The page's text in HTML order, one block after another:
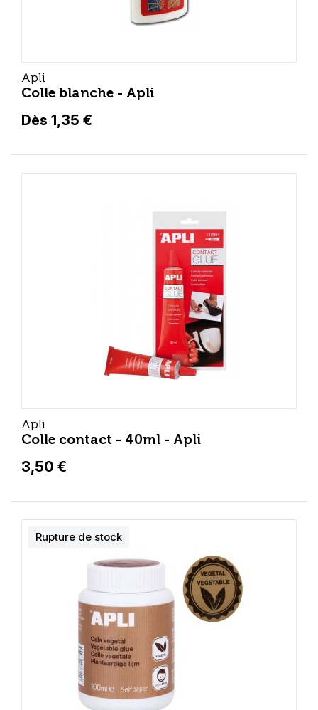
Apli
Colle blanche - Apli
Dès 1,35 €
Apli
Colle contact - 40ml - Apli
3,50 €
Rupture de stock